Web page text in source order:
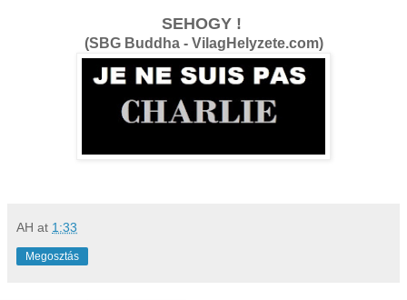
SEHOGY !
(SBG Buddha - VilagHelyzete.com)
AH at 1:33
Megosztás